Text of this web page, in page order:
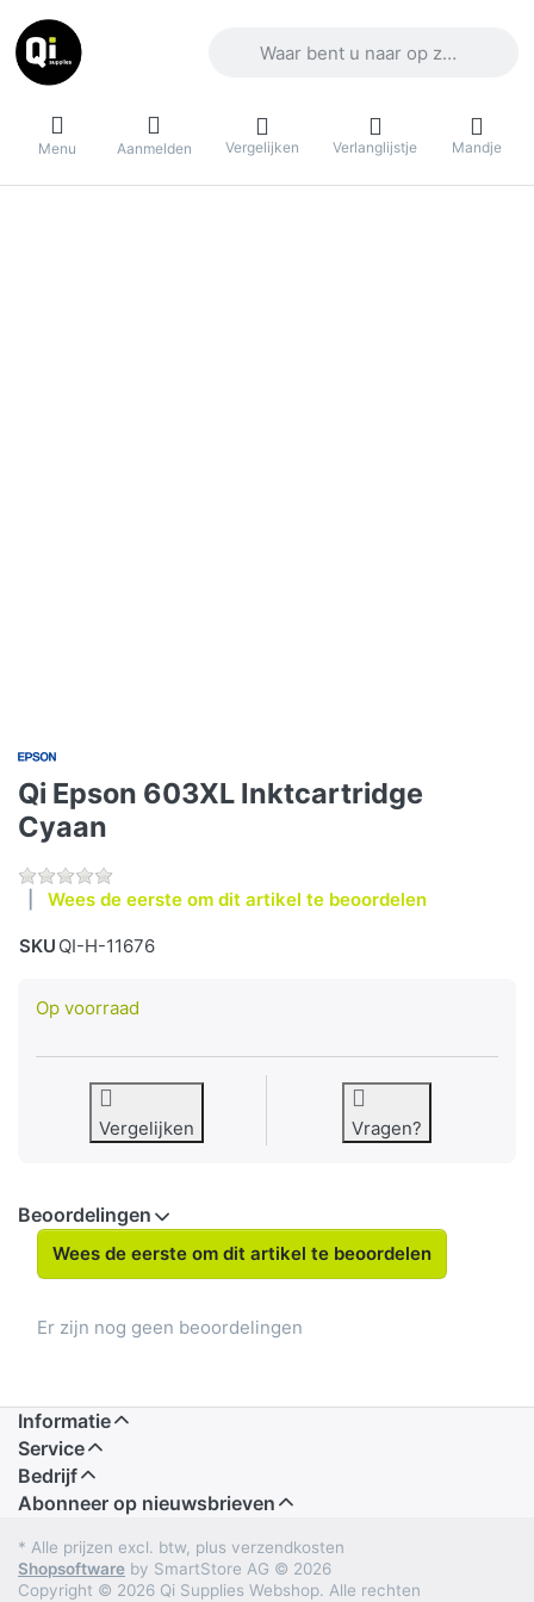
Menu Aanmelden Vergelijken Verlanglijstje Mandje
Qi Epson 603XL Inktcartridge
Cyaan
Wees de eerste om dit artikel te beoordelen
SKU QI-H-11676
Op voorraad
Vergelijken Vragen?
Beoordelingen
Wees de eerste om dit artikel te beoordelen
Er zijn nog geen beoordelingen
Informatie
Service
Bedrijf
Abonneer op nieuwsbrieven
* Alle prijzen excl. btw, plus verzendkosten
Shopsoftware by SmartStore AG © 2026
Copyright © 2026 Qi Supplies Webshop. Alle rechten